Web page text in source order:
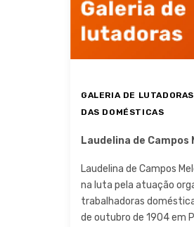
GALERIA DE
DAS DOMÉSTICAS
Laudelina de Campos
Laudelina de Campos
na luta pela atuação
trabalhadoras
de outubro de 1904 em